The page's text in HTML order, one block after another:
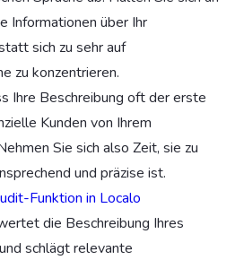
Informationen über Ihr
sich zu sehr auf
zu konzentrieren.
Ihre Beschreibung oft der erste
Kunden von Ihrem
Sie sich also Zeit, sie zu
und präzise ist.
Funktion in Localo
die Beschreibung Ihres
schlägt relevante